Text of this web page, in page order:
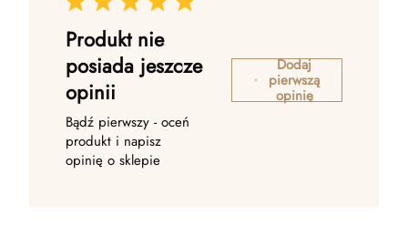
Produkt nie
posiada jeszcze
opinii
Bądź pierwszy - oceń
produkt i napisz
opinię o sklepie
Dodaj
pierwszą
opinię